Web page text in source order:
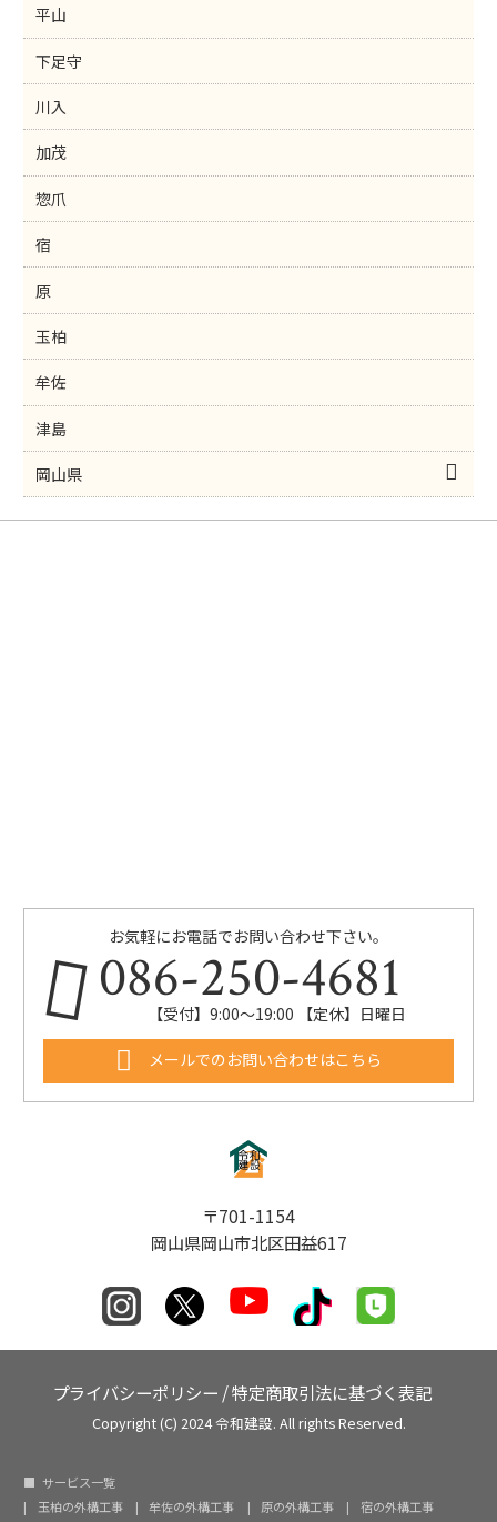
平山
下足守
川入
加茂
惣爪
宿
原
玉柏
牟佐
津島
岡山県
お気軽にお電話でお問い合わせ下さい。
086-250-4681
【受付】9:00〜19:00 【定休】日曜日
メールでのお問い合わせはこちら
〒701-1154
岡山県岡山市北区田益617
プライバシーポリシー /特定商取引法に基づく表記
Copyright (C) 2024 令和建設. All rights Reserved.
サービス一覧
玉柏の外構工事
牟佐の外構工事 原の外構工事
宿の外構工事